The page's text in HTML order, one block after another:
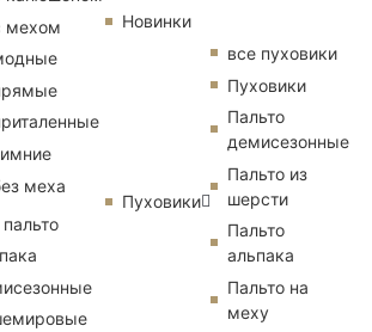
мехом
меха
Новинки
Пуховики
все пуховики
Пуховики
Пальто
демисезонные
Пальто из
шерсти
Пальто
альпака
Пальто на
меху